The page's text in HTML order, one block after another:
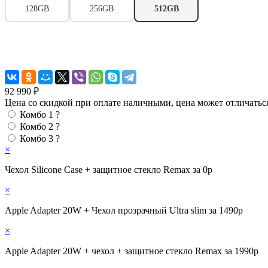
128GB 256GB 512GB
92 990 ₽
Цена со скидкой при оплате наличными, цена может
Комбо 1 ?
Комбо 2 ?
Комбо 3 ?
×
Чехол Silicone Case + защитное стекло Remax за 0р
×
Apple Adapter 20W + Чехол прозрачный Ultra slim за 1490р
×
Apple Adapter 20W + чехол + защитное стекло Remax за 1990р